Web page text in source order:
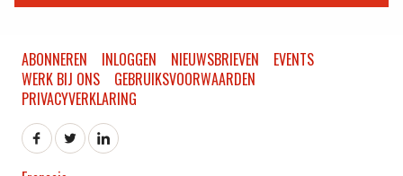
ABONNEREN INLOGGEN NIEUWSBRIEVEN
EVENTS
WERK BIJ ONS
GEBRUIKSVOORWAARDEN
PRIVACYVERKLARING